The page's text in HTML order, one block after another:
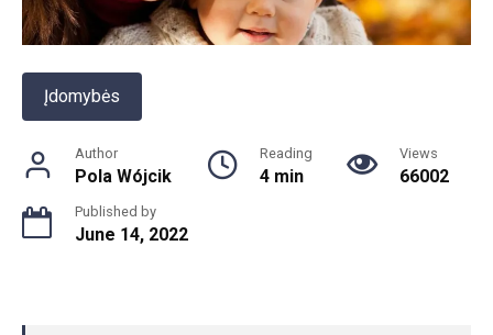
Įdomybės
Author
Pola Wójcik
Reading
4 min
Views
66002
Published by
June 14, 2022